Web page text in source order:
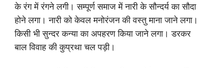
के रंग में रंगने लगी। सम्पूर्ण समाज में नारी के सौन्दर्य का सौदा
होने लगा। नारी को केवल मनोरंजन की वस्तु माना जाने लगा।
किसी भी सुन्दर कन्या का अपहरण किया जाने लगा। डरकर
बाल विवाह की कुप्रथा चल पड़ी।